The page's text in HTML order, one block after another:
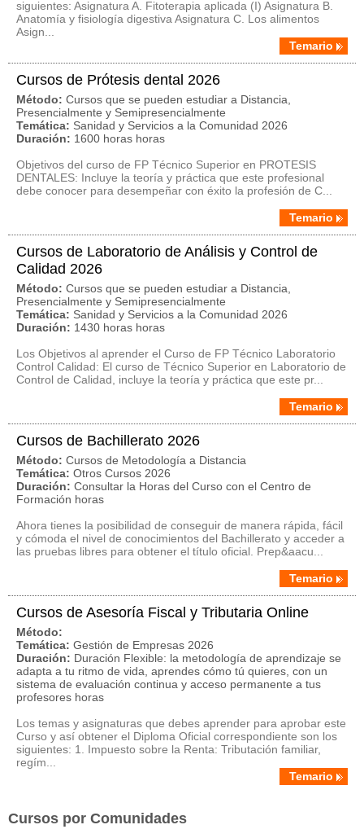
siguientes: Asignatura A. Fitoterapia aplicada (I) Asignatura B.
Anatomía y fisiología digestiva Asignatura C. Los alimentos
Asign...
Temario
Cursos de Prótesis dental 2026
Método: Cursos que se pueden estudiar a Distancia,
Presencialmente y Semipresencialmente
Temática: Sanidad y Servicios a la Comunidad 2026
Duración: 1600 horas horas
Objetivos del curso de FP Técnico Superior en PROTESIS
DENTALES: Incluye la teoría y práctica que este profesional
debe conocer para desempeñar con éxito la profesión de C...
Temario
Cursos de Laboratorio de Análisis y Control de
Calidad 2026
Método: Cursos que se pueden estudiar a Distancia,
Presencialmente y Semipresencialmente
Temática: Sanidad y Servicios a la Comunidad 2026
Duración: 1430 horas horas
Los Objetivos al aprender el Curso de FP Técnico Laboratorio
Control Calidad: El curso de Técnico Superior en Laboratorio de
Control de Calidad, incluye la teoría y práctica que este pr...
Temario
Cursos de Bachillerato 2026
Método: Cursos de Metodología a Distancia
Temática: Otros Cursos 2026
Duración: Consultar la Horas del Curso con el Centro de
Formación horas
Ahora tienes la posibilidad de conseguir de manera rápida, fácil
y cómoda el nivel de conocimientos del Bachillerato y acceder a
las pruebas libres para obtener el título oficial. Prep&aacu...
Temario
Cursos de Asesoría Fiscal y Tributaria Online
Método:
Temática: Gestión de Empresas 2026
Duración: Duración Flexible: la metodología de aprendizaje se
adapta a tu ritmo de vida, aprendes cómo tú quieres, con un
sistema de evaluación continua y acceso permanente a tus
profesores horas
Los temas y asignaturas que debes aprender para aprobar este
Curso y así obtener el Diploma Oficial correspondiente son los
siguientes: 1. Impuesto sobre la Renta: Tributación familiar,
regím...
Temario
Cursos por Comunidades